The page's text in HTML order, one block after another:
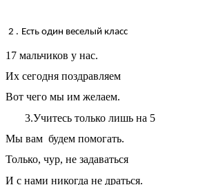
2 . Есть один веселый класс
17 мальчиков у нас.
Их сегодня поздравляем
Вот чего мы им желаем.
3.Учитесь только лишь на 5
Мы вам будем помогать.
Только, чур, не задаваться
И с нами никогда не драться.